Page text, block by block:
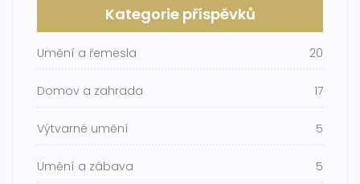
Kategorie příspěvků
Umění a řemesla 20
Domov a zahrada 17
Výtvarné umění 5
Umění a zábava 5